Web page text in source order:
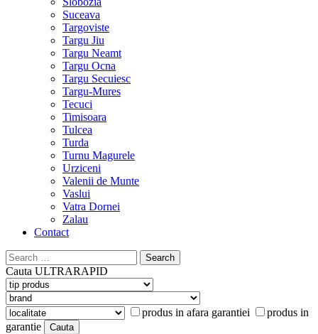
Suceava
Targoviste
Targu Jiu
Targu Neamt
Targu Ocna
Targu Secuiesc
Targu-Mures
Tecuci
Timisoara
Tulcea
Turda
Turnu Magurele
Urziceni
Valenii de Munte
Vaslui
Vatra Dornei
Zalau
Contact
Search
for:
Cauta ULTRARAPID
produs in afara garantiei
produs in
garantie